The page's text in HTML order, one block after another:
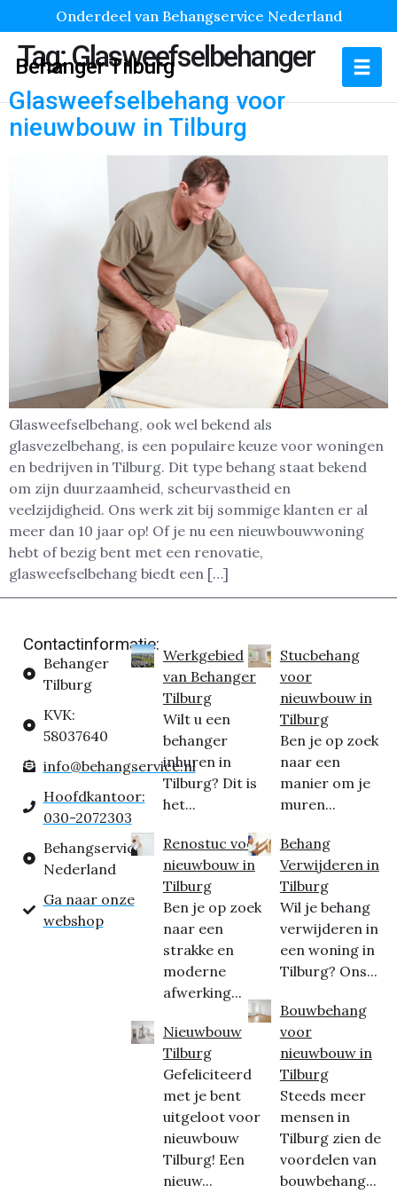
Onderdeel van Behangservice Nederland
Behanger Tilburg
Tag:Glasweefselbehanger
Glasweefselbehang voor
nieuwbouw in Tilburg
Glasweefselbehang, ook wel bekend als
glasvezelbehang, is een populaire keuze voor woningen
en bedrijven in Tilburg. Dit type behang staat bekend
om zijn duurzaamheid, scheurvastheid en
veelzijdigheid. Ons werk zit bij sommige klanten er al
meer dan 10 jaar op! Of je nu een nieuwbouwwoning
hebt of bezig bent met een renovatie,
glasweefselbehang biedt een […]
Contactinformatie:
Behanger
Tilburg
KVK:
58037640
info@behangservice.nl
Hoofdkantoor:
030-2072303
Behangservice
Nederland
Ga naar onze
webshop
Werkgebied
van Behanger
Tilburg
Wilt u een
behanger
inhuren in
Tilburg? Dit is
het...
Renostuc voor
nieuwbouw in
Tilburg
Ben je op zoek
naar een
strakke en
moderne
afwerking...
Nieuwbouw
Tilburg
Gefeliciteerd
met je bent
uitgeloot voor
nieuwbouw
Tilburg! Een
nieuw...
Stucbehang
voor
nieuwbouw in
Tilburg
Ben je op zoek
naar een
manier om je
muren...
Behang
Verwijderen in
Tilburg
Wil je behang
verwijderen in
een woning in
Tilburg? Ons...
Bouwbehang
voor
nieuwbouw in
Tilburg
Steeds meer
mensen in
Tilburg zien de
voordelen van
bouwbehang...